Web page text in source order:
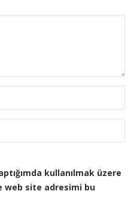
kullanılmak üzere
web site adresimi bu